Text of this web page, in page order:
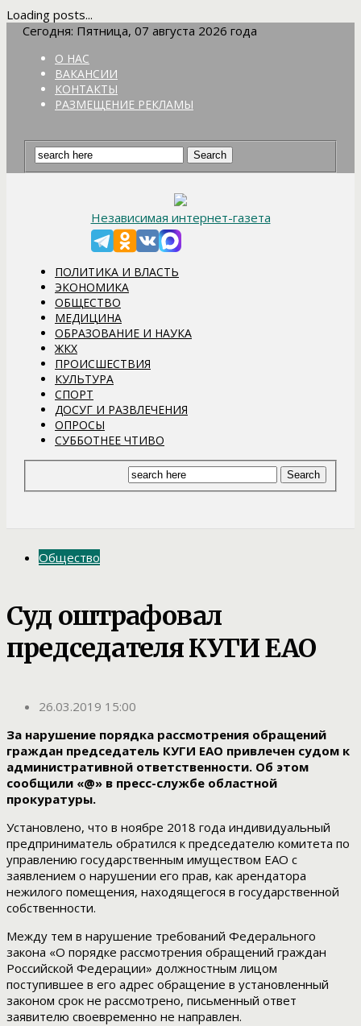
Loading posts...
Сегодня: Пятница, 07 августа 2026 года
О НАС
ВАКАНСИИ
КОНТАКТЫ
РАЗМЕЩЕНИЕ РЕКЛАМЫ
Независимая интернет-газета
ПОЛИТИКА И ВЛАСТЬ
ЭКОНОМИКА
ОБЩЕСТВО
МЕДИЦИНА
ОБРАЗОВАНИЕ И НАУКА
ЖКХ
ПРОИСШЕСТВИЯ
КУЛЬТУРА
СПОРТ
ДОСУГ И РАЗВЛЕЧЕНИЯ
ОПРОСЫ
СУББОТНЕЕ ЧТИВО
Общество
Суд оштрафовал
председателя КУГИ ЕАО
26.03.2019 15:00
За нарушение порядка рассмотрения обращений
граждан председатель КУГИ ЕАО привлечен судом к
административной ответственности. Об этом
сообщили «@» в пресс-службе областной
прокуратуры.
Установлено, что в ноябре 2018 года индивидуальный
предприниматель обратился к председателю комитета по
управлению государственным имуществом ЕАО с
заявлением о нарушении его прав, как арендатора
нежилого помещения, находящегося в государственной
собственности.
Между тем в нарушение требований Федерального
закона «О порядке рассмотрения обращений граждан
Российской Федерации» должностным лицом
поступившее в его адрес обращение в установленный
законом срок не рассмотрено, письменный ответ
заявителю своевременно не направлен.